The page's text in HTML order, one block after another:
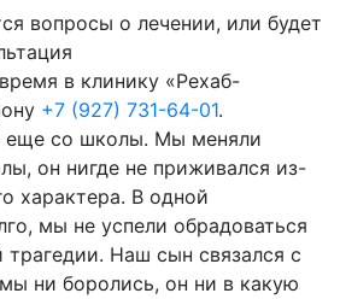
вопросы о лечении, или будет
в клинику «Рехаб-
+7 (927) 731-64-01.
еще со школы. Мы меняли
он нигде не приживался из-
характера. В одной
мы не успели обрадоваться
трагедии. Наш сын связался с
ни боролись, он ни в какую